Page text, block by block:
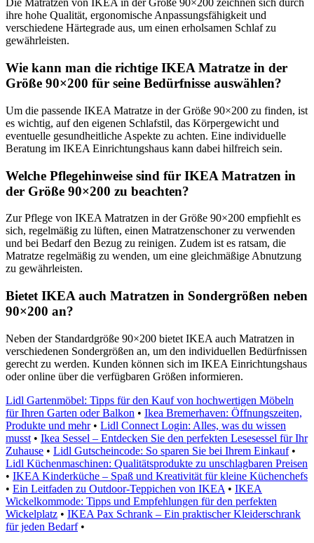
Die Matratzen von IKEA in der Größe 90×200 zeichnen sich durch
ihre hohe Qualität, ergonomische Anpassungsfähigkeit und
verschiedene Härtegrade aus, um einen erholsamen Schlaf zu
gewährleisten.
Wie kann man die richtige IKEA Matratze in der
Größe 90×200 für seine Bedürfnisse auswählen?
Um die passende IKEA Matratze in der Größe 90×200 zu finden, ist
es wichtig, auf den eigenen Schlafstil, das Körpergewicht und
eventuelle gesundheitliche Aspekte zu achten. Eine individuelle
Beratung im IKEA Einrichtungshaus kann dabei hilfreich sein.
Welche Pflegehinweise sind für IKEA Matratzen in
der Größe 90×200 zu beachten?
Zur Pflege von IKEA Matratzen in der Größe 90×200 empfiehlt es
sich, regelmäßig zu lüften, einen Matratzenschoner zu verwenden
und bei Bedarf den Bezug zu reinigen. Zudem ist es ratsam, die
Matratze regelmäßig zu wenden, um eine gleichmäßige Abnutzung
zu gewährleisten.
Bietet IKEA auch Matratzen in Sondergrößen neben
90×200 an?
Neben der Standardgröße 90×200 bietet IKEA auch Matratzen in
verschiedenen Sondergrößen an, um den individuellen Bedürfnissen
gerecht zu werden. Kunden können sich im IKEA Einrichtungshaus
oder online über die verfügbaren Größen informieren.
Lidl Gartenmöbel: Tipps für den Kauf von hochwertigen Möbeln
für Ihren Garten oder Balkon • Ikea Bremerhaven: Öffnungszeiten,
Produkte und mehr• Lidl Connect Login: Alles, was du wissen
musst • Ikea Sessel – Entdecken Sie den perfekten Lesesessel für Ihr
Zuhause • Lidl Gutscheincode: So sparen Sie bei Ihrem Einkauf•
Lidl Küchenmaschinen: Qualitätsprodukte zu unschlagbaren Preisen
• IKEA Kinderküche – Spaß und Kreativität für kleine Küchenchefs
• Ein Leitfaden zu Outdoor-Teppichen von IKEA • IKEA
Wickelkommode: Tipps und Empfehlungen für den perfekten
Wickelplatz • IKEA Pax Schrank – Ein praktischer Kleiderschrank
für jeden Bedarf•